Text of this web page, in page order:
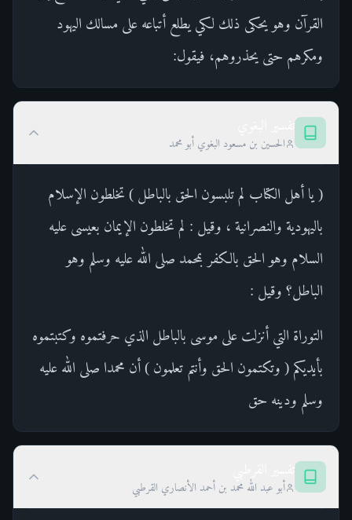
القرآن وهو يحكى ذلك لكي يطلع أتباعه على مسالك اليهود
ومكرهم حتى يحذروهم، فيقول:
الحسين بن مسعود البغوي أبو محمد
( يا أهل الكتاب لم تلبسون الحق بالباطل ) تخلطون الإسلام
باليهودية والنصرانية ، وقيل : لم تخلطون الإيمان بعيسى عليه
السلام وهو الحق بالكفر بمحمد صلى الله عليه وسلم وهو
الباطل؟ وقيل :
التوراة التي أنزلت على موسى بالباطل الذي حرفتموه وكتبتموه
بأيديكم ( وتكتمون الحق وأنتم تعلمون ) أن محمدا صلى الله عليه
وسلم ودينه حق
أبو عبد الله محمد بن أحمد الأنصاري القرطبي